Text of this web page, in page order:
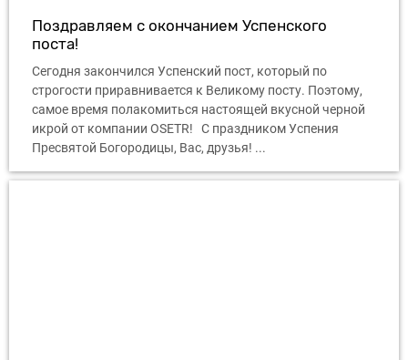
Поздравляем с окончанием Успенского
поста!
Сегодня закончился Успенский пост, который по
строгости приравнивается к Великому посту. Поэтому,
самое время полакомиться настоящей вкусной черной
икрой от компании OSETR! С праздником Успения
Пресвятой Богородицы, Вас, друзья! ...